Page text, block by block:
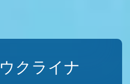
ウクライナ